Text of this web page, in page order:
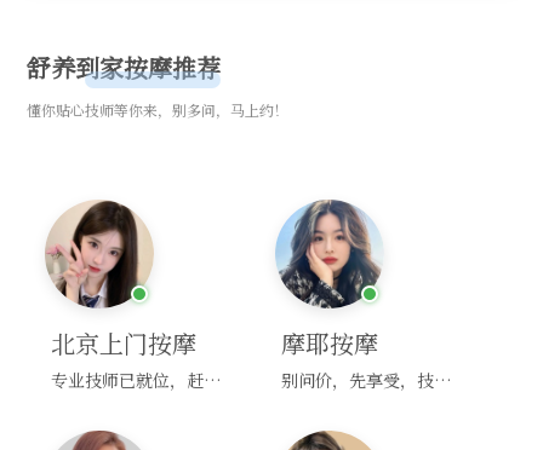
舒养到家按摩推荐
懂你贴心技师等你来，别多问，马上约！
北京上门按摩
专业技师已就位，赶紧下单！
摩耶按摩
别问价，先享受，技师马上到！